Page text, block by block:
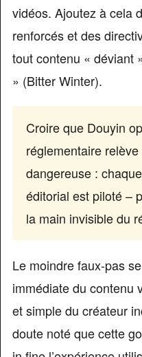
vidéos. Ajoutez à cela
renforcés et des
tout contenu « déviant
» (Bitter Winter).
Croire que Douyin
réglementaire
dangereuse :
éditorial est piloté –
la main invisible du
Le moindre faux-pas
immédiate du contenu
et simple du créateur
doute noté que cette